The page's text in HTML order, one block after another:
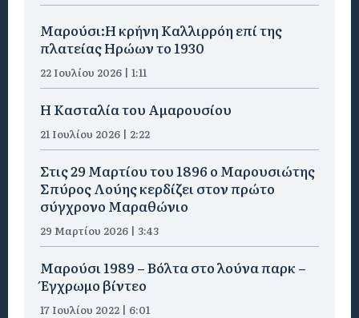
Μαρούσι:Η κρήνη Καλλιρρόη επί της
πλατείας Ηρώων το 1930
22 Ιουλίου 2026 | 1:11
Η Κασταλία του Αμαρουσίου
21 Ιουλίου 2026 | 2:22
Στις 29 Μαρτίου του 1896 ο Μαρουσιώτης
Σπύρος Λούης κερδίζει στον πρώτο
σύγχρονο Μαραθώνιο
29 Μαρτίου 2026 | 3:43
Μαρούσι 1989 – Βόλτα στο λούνα παρκ –
Έγχρωμο βίντεο
17 Ιουλίου 2022 | 6:01